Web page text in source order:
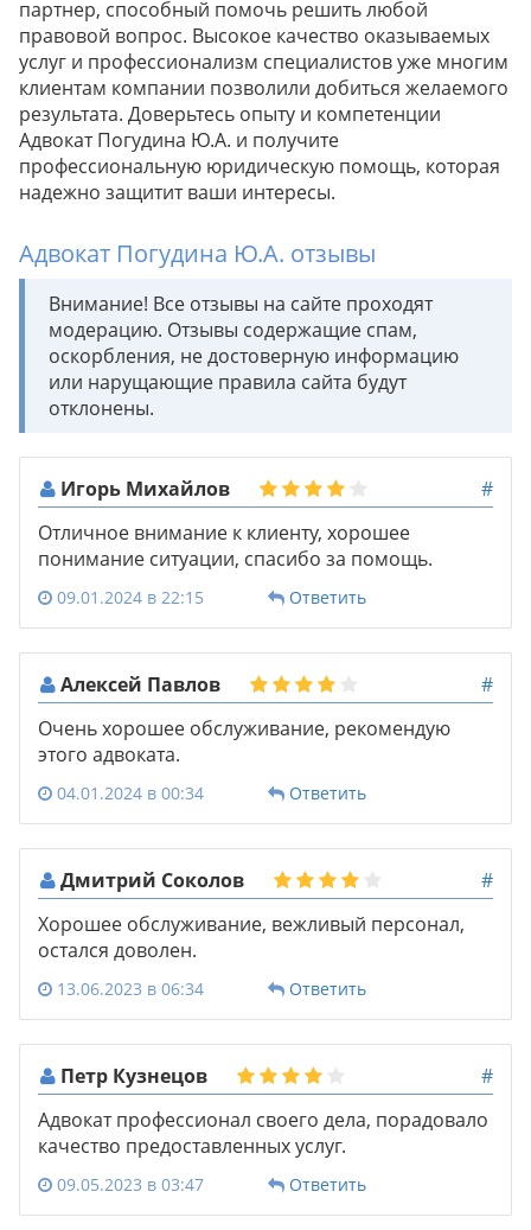
партнер, способный помочь решить любой
правовой вопрос. Высокое качество оказываемых
услуг и профессионализм специалистов уже многим
клиентам компании позволили добиться желаемого
результата. Доверьтесь опыту и компетенции
Адвокат Погудина Ю.А. и получите
профессиональную юридическую помощь, которая
надежно защитит ваши интересы.
Адвокат Погудина Ю.А. отзывы
Внимание! Все отзывы на сайте проходят
модерацию. Отзывы содержащие спам,
оскорбления, не достоверную информацию
или нарущающие правила сайта будут
отклонены.
Игорь Михайлов
#
Отличное внимание к клиенту, хорошее
понимание ситуации, спасибо за помощь.
09.01.2024 в 22:15 Ответить
Алексей Павлов
#
Очень хорошее обслуживание, рекомендую
этого адвоката.
04.01.2024 в 00:34 Ответить
Дмитрий Соколов
#
Хорошее обслуживание, вежливый персонал,
остался доволен.
13.06.2023 в 06:34 Ответить
Петр Кузнецов
#
Адвокат профессионал своего дела, порадовало
качество предоставленных услуг.
09.05.2023 в 03:47 Ответить